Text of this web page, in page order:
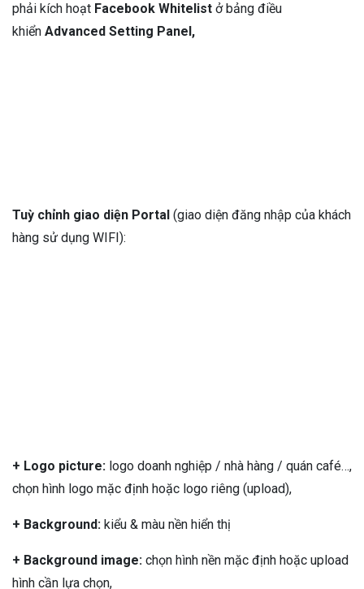
phải kích hoạt Facebook Whitelist ở bảng điều
khiển Advanced Setting Panel,
Tuỳ chỉnh giao diện Portal (giao diện đăng nhập của khách
hàng sử dụng WIFI):
+ Logo picture: logo doanh nghiệp / nhà hàng / quán café…,
chọn hình logo mặc định hoặc logo riêng (upload),
+ Background: kiểu & màu nền hiển thị
+ Background image: chọn hình nền mặc định hoặc upload
hình cần lựa chọn,